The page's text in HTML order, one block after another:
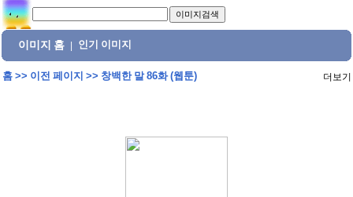
이미지 홈 인기 이미지
홈>> 이전 페이지 >> 창백한 말 86화 (웹툰) 더보기